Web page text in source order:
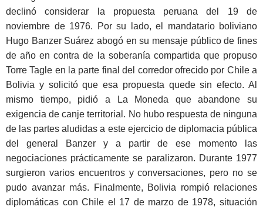
declinó considerar la propuesta peruana del 19 de
noviembre de 1976. Por su lado, el mandatario boliviano
Hugo Banzer Suárez abogó en su mensaje público de fines
de año en contra de la soberanía compartida que propuso
Torre Tagle en la parte final del corredor ofrecido por Chile a
Bolivia y solicitó que esa propuesta quede sin efecto. Al
mismo tiempo, pidió a La Moneda que abandone su
exigencia de canje territorial. No hubo respuesta de ninguna
de las partes aludidas a este ejercicio de diplomacia pública
del general Banzer y a partir de ese momento las
negociaciones prácticamente se paralizaron. Durante 1977
surgieron varios encuentros y conversaciones, pero no se
pudo avanzar más. Finalmente, Bolivia rompió relaciones
diplomáticas con Chile el 17 de marzo de 1978, situación